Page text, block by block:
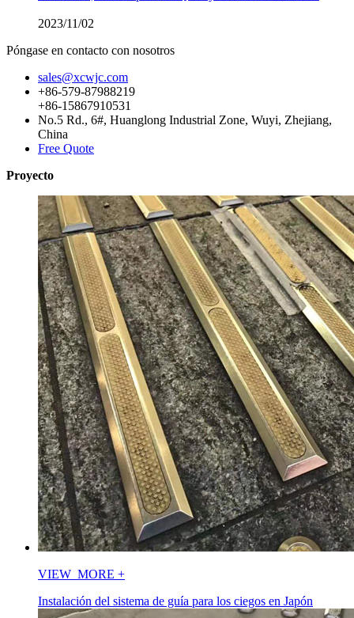
2023/11/02
Póngase en contacto con nosotros
sales@xcwjc.com
+86-579-87988219
+86-15867910531
No.5 Rd., 6#, Huanglong Industrial Zone, Wuyi, Zhejiang,
China
Free Quote
Proyecto
VIEW_MORE +
Instalación del sistema de guía para los ciegos en Japón